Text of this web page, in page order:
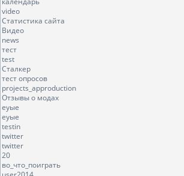
video
Статистика сайта
Видео
news
тест
test
Сталкер
тест опросов
projects_approduction
Отзывы о модах
еуые
еуые
testin
twitter
twitter
20
во_что_поиграть